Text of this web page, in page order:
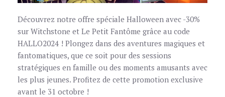
Découvrez notre offre spéciale Halloween avec -30%
sur Witchstone et Le Petit Fantôme grâce au code
HALLO2024 ! Plongez dans des aventures magiques et
fantomatiques, que ce soit pour des sessions
stratégiques en famille ou des moments amusants avec
les plus jeunes. Profitez de cette promotion exclusive
avant le 31 octobre !